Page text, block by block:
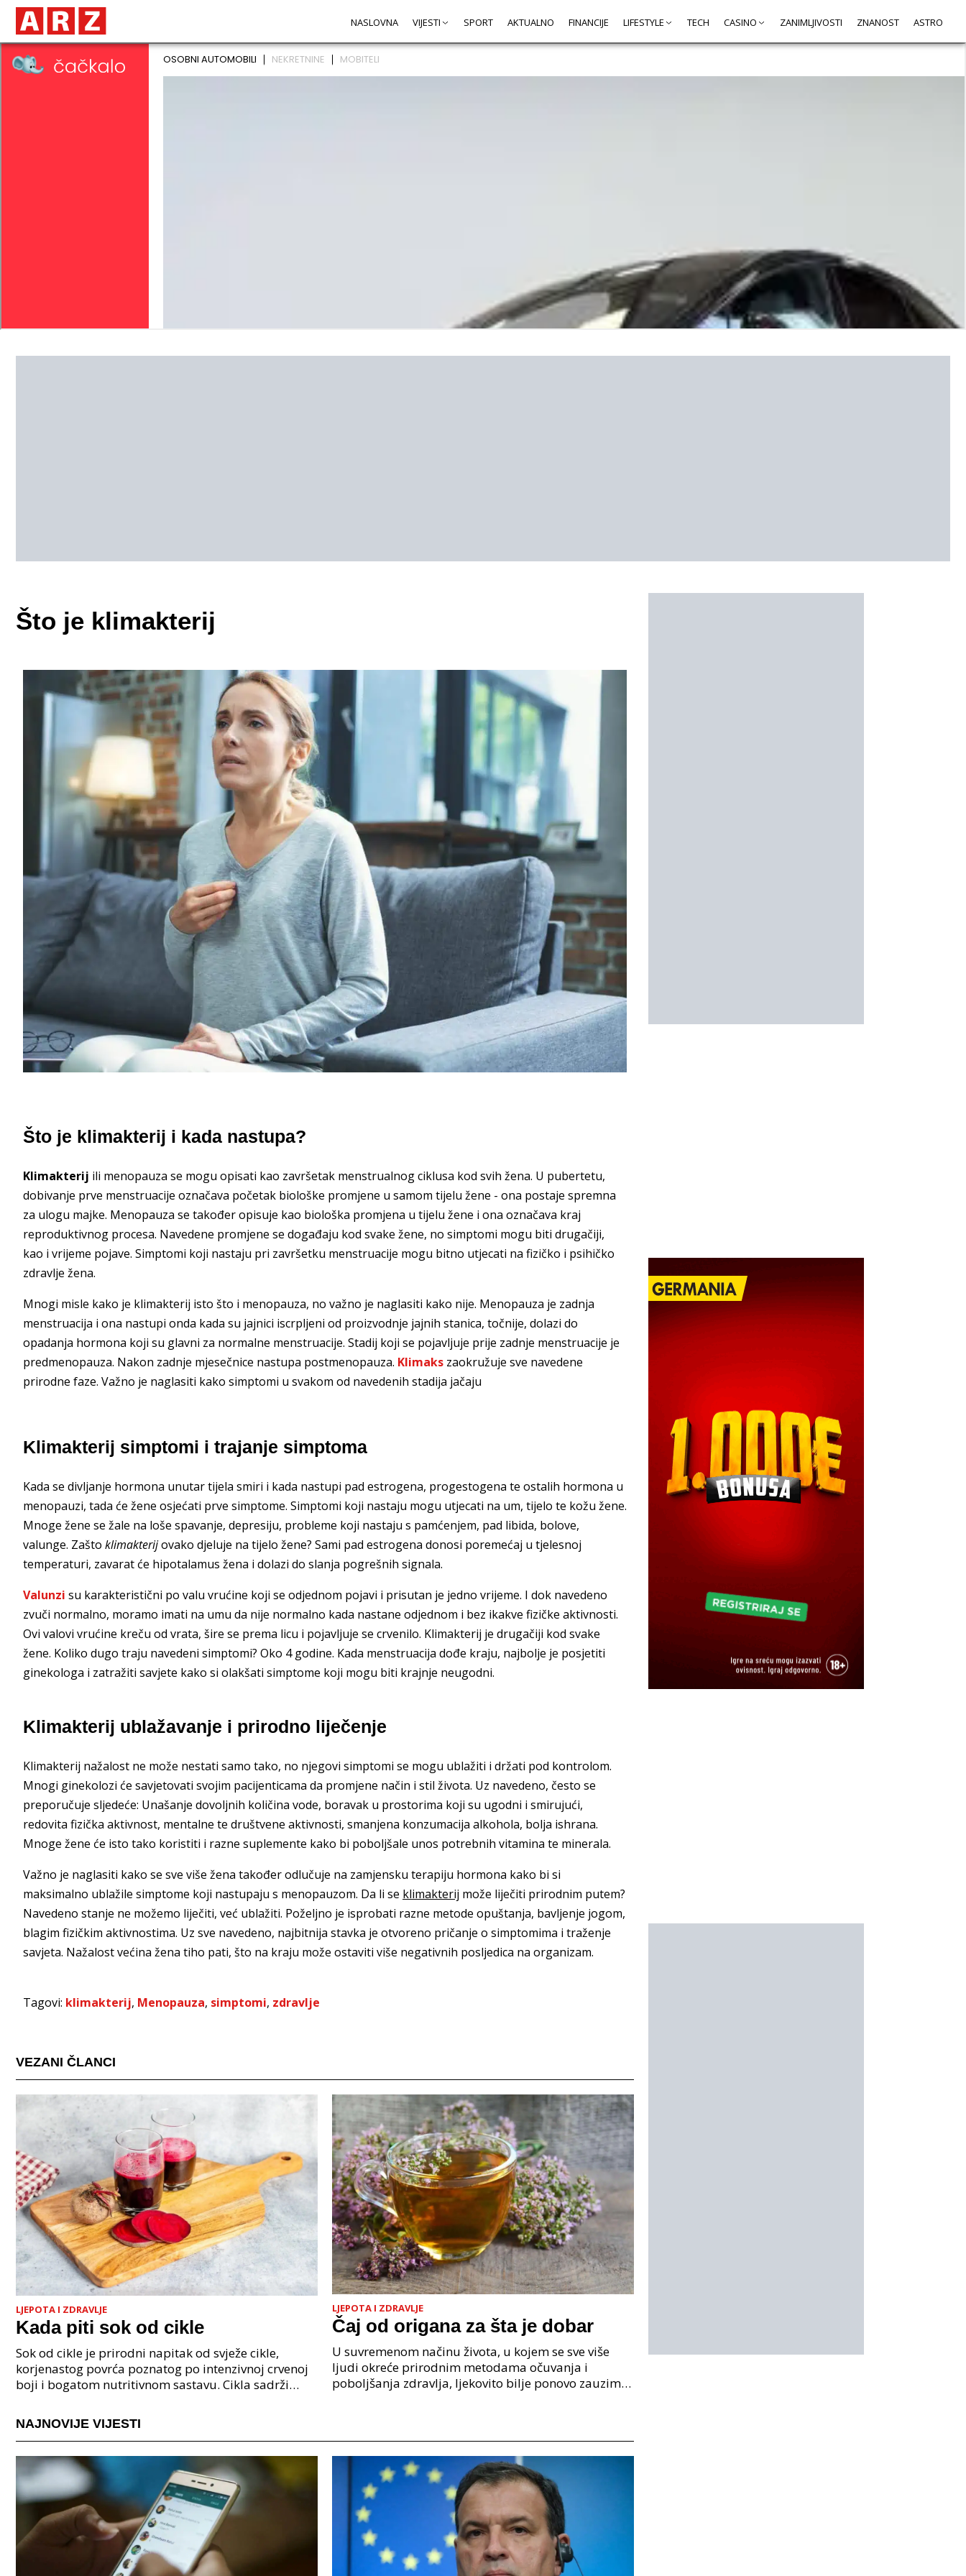
NASLOVNA VIJESTI SPORT AKTUALNO FINANCIJE LIFESTYLE TECH CASINO ZANIMLJIVOSTI ZNANOST ASTRO
Što je klimakterij
Što je klimakterij i kada nastupa?
Klimakterij ili menopauza se mogu opisati kao završetak menstrualnog ciklusa kod svih žena. U pubertetu,
dobivanje prve menstruacije označava početak biološke promjene u samom tijelu žene - ona postaje spremna
za ulogu majke. Menopauza se također opisuje kao biološka promjena u tijelu žene i ona označava kraj
reproduktivnog procesa. Navedene promjene se događaju kod svake žene, no simptomi mogu biti drugačiji,
kao i vrijeme pojave. Simptomi koji nastaju pri završetku menstruacije mogu bitno utjecati na fizičko i psihičko
zdravlje žena.
Mnogi misle kako je klimakterij isto što i menopauza, no važno je naglasiti kako nije. Menopauza je zadnja
menstruacija i ona nastupi onda kada su jajnici iscrpljeni od proizvodnje jajnih stanica, točnije, dolazi do
opadanja hormona koji su glavni za normalne menstruacije. Stadij koji se pojavljuje prije zadnje menstruacije je
predmenopauza. Nakon zadnje mjesečnice nastupa postmenopauza. Klimaks zaokružuje sve navedene
prirodne faze. Važno je naglasiti kako simptomi u svakom od navedenih stadija jačaju
Klimakterij simptomi i trajanje simptoma
Kada se divljanje hormona unutar tijela smiri i kada nastupi pad estrogena, progestogena te ostalih hormona u
menopauzi, tada će žene osjećati prve simptome. Simptomi koji nastaju mogu utjecati na um, tijelo te kožu žene.
Mnoge žene se žale na loše spavanje, depresiju, probleme koji nastaju s pamćenjem, pad libida, bolove,
valunge. Zašto klimakterijovako djeluje na tijelo žene? Sami pad estrogena donosi poremećaj u tjelesnoj
temperaturi, zavarat će hipotalamus žena i dolazi do slanja pogrešnih signala.
Valunzi su karakteristični po valu vrućine koji se odjednom pojavi i prisutan je jedno vrijeme. I dok navedeno
zvuči normalno, moramo imati na umu da nije normalno kada nastane odjednom i bez ikakve fizičke aktivnosti.
Ovi valovi vrućine kreču od vrata, šire se prema licu i pojavljuje se crvenilo. Klimakterij je drugačiji kod svake
žene. Koliko dugo traju navedeni simptomi? Oko 4 godine. Kada menstruacija dođe kraju, najbolje je posjetiti
ginekologa i zatražiti savjete kako si olakšati simptome koji mogu biti krajnje neugodni.
Klimakterij ublažavanje i prirodno liječenje
Klimakterij nažalost ne može nestati samo tako, no njegovi simptomi se mogu ublažiti i držati pod kontrolom.
Mnogi ginekolozi će savjetovati svojim pacijenticama da promjene način i stil života. Uz navedeno, često se
preporučuje sljedeće: Unašanje dovoljnih količina vode, boravak u prostorima koji su ugodni i smirujući,
redovita fizička aktivnost, mentalne te društvene aktivnosti, smanjena konzumacija alkohola, bolja ishrana.
Mnoge žene će isto tako koristiti i razne suplemente kako bi poboljšale unos potrebnih vitamina te minerala.
Važno je naglasiti kako se sve više žena također odlučuje na zamjensku terapiju hormona kako bi si
maksimalno ublažile simptome koji nastupaju s menopauzom. Da li se klimakterij može liječiti prirodnim putem?
Navedeno stanje ne možemo liječiti, već ublažiti. Poželjno je isprobati razne metode opuštanja, bavljenje jogom,
blagim fizičkim aktivnostima. Uz sve navedeno, najbitnija stavka je otvoreno pričanje o simptomima i traženje
savjeta. Nažalost većina žena tiho pati, što na kraju može ostaviti više negativnih posljedica na organizam.
Tagovi: klimakterij, Menopauza, simptomi, zdravlje
VEZANI ČLANCI
LJEPOTA I ZDRAVLJE
Kada piti sok od cikle
Sok od cikle je prirodni napitak od svježe cikle,
korjenastog povrća poznatog po intenzivnoj crvenoj
boji i bogatom nutritivnom sastavu. Cikla sadrži
LJEPOTA I ZDRAVLJE
Čaj od origana za šta je dobar
U suvremenom načinu života, u kojem se sve više
ljudi okreće prirodnim metodama očuvanja i
poboljšanja zdravlja, ljekovito bilje ponovo zauzima
NAJNOVIJE VIJESTI